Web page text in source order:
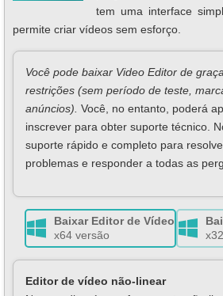
tem uma interface
permite criar vídeos sem esforço.
Você pode baixar Video Editor de
restrições (sem período de teste,
anúncios). Você, no entanto, poderá
inscrever para obter suporte técnico.
suporte rápido e completo para
problemas e responder a todas as
Baixar Editor de Vídeo
x64 versão
Editor de vídeo não-linear